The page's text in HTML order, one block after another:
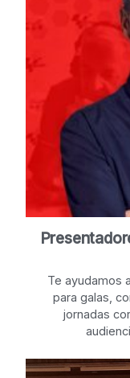
Te ayudamos
para galas,
jornadas